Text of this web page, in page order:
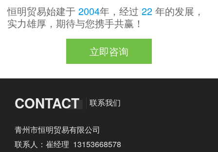
恒明贸易始建于 2004年，经过 22 年的发展，
实力雄厚，期待与您携手共赢！
立即咨询
CONTACT 联系我们
青州市恒明贸易有限公司
联系人：崔经理 13153668578